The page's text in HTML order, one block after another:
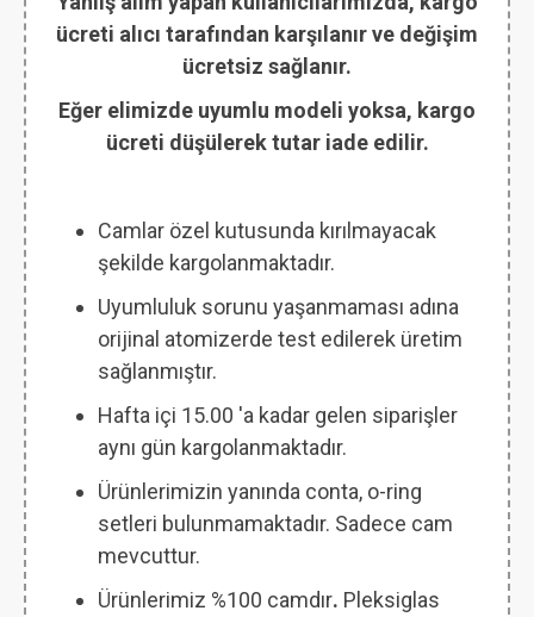
ücreti alıcı tarafından karşılanır ve değişim
ücretsiz sağlanır.
Eğer elimizde uyumlu modeli yoksa, kargo
ücreti düşülerek tutar iade edilir.
Camlar özel kutusunda kırılmayacak
şekilde kargolanmaktadır.
Uyumluluk sorunu yaşanmaması adına
orijinal atomizerde test edilerek üretim
sağlanmıştır.
Hafta içi 15.00 'a kadar gelen siparişler
aynı gün kargolanmaktadır.
Ürünlerimizin yanında conta, o-ring
setleri bulunmamaktadır. Sadece cam
mevcuttur.
Ürünlerimiz %100 camdır. Pleksiglas